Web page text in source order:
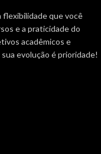
flexibilidade que você
e a praticidade do
acadêmicos e
evolução é prioridade!